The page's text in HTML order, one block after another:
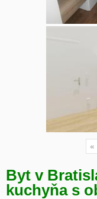
«
Byt v
kuchyňa s